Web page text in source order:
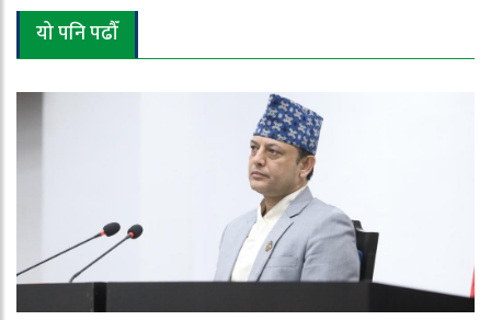
यो पनि पढौँ